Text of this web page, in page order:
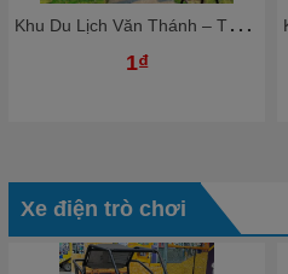
K
hu Du Lịch Văn Thánh – Thiên Đường Nghỉ Dưỡng Giữa Lòng Sài Gòn
1₫
Xe điện trò chơi